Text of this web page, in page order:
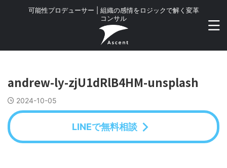
可能性プロデューサー | 組織の感情をロジックで解く変革
コンサル
andrew-ly-zjU1dRlB4HM-unsplash
2024-10-05
LINEで無料相談